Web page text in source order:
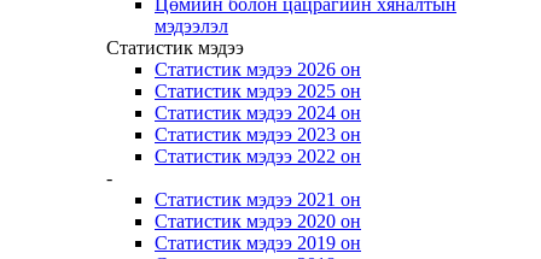
Цөмийн болон цацрагийн хяналтын
мэдээлэл
Статистик мэдээ
Статистик мэдээ 2026 он
Статистик мэдээ 2025 он
Статистик мэдээ 2024 он
Статистик мэдээ 2023 он
Статистик мэдээ 2022 он
-
Статистик мэдээ 2021 он
Статистик мэдээ 2020 он
Статистик мэдээ 2019 он